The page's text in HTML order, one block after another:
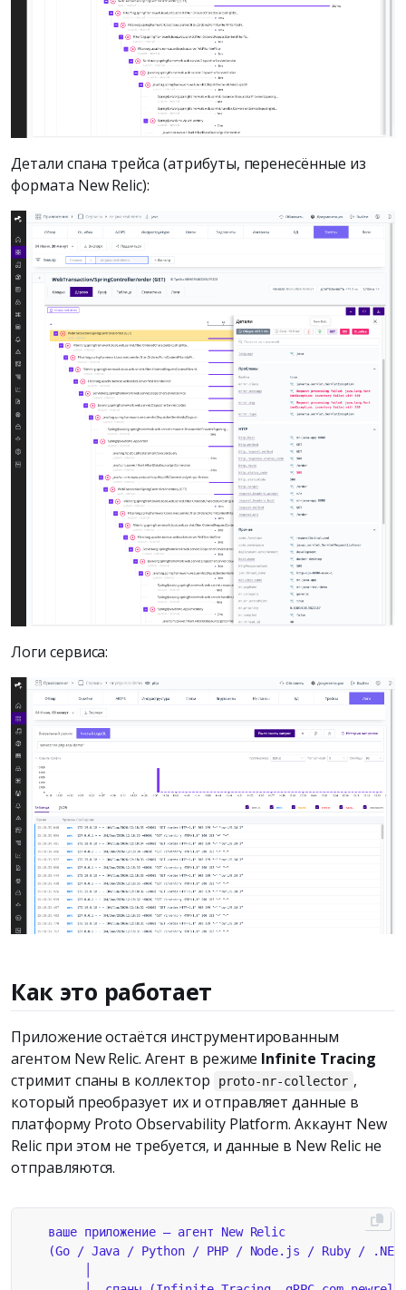
Детали спана трейса (атрибуты, перенесённые из
формата New Relic):
Логи сервиса:
Как это работает
Приложение остаётся инструментированным
агентом New Relic. Агент в режиме Infinite Tracing
стримит спаны в коллектор
proto-nr-collector ,
который преобразует их и отправляет данные в
платформу Proto Observability Platform. Аккаунт New
Relic при этом не требуется, и данные в New Relic не
отправляются.